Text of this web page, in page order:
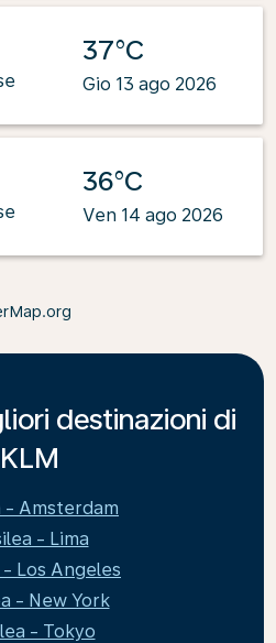
37°C
Gio 13 ago 2026
36°C
Ven 14 ago 2026
destinazioni di
KLM
- Amsterdam
- Lima
- Los Angeles
- New York
- Tokyo